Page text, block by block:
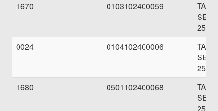
1670
0103102400059
0024
0104102400006
1680
0501102400068